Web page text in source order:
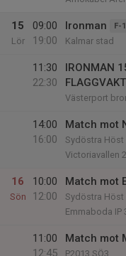
15
Lör
09:00
19:00
Ironman F-
Kalmar stad
11:30
22:30
IRONMAN
Västerport
14:00
16:00
Match mot
Sydöstra Höst
Victoriavallen
16
Sön
10:00
12:00
Match mot
Sydöstra Höst
Emmaboda IP
11:00
12:45
Match mot
P2013 SÖ3